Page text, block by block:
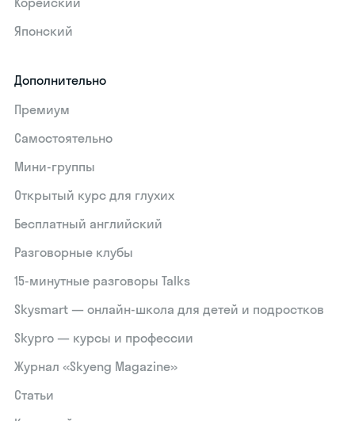
Японский
Дополнительно
Премиум
Самостоятельно
Мини-группы
Открытый курс для глухих
Бесплатный английский
Разговорные клубы
15‑минутные разговоры Talks
Skysmart — онлайн-школа для детей и подростков
Skypro — курсы и профессии
Журнал «Skyeng Magazine»
Статьи